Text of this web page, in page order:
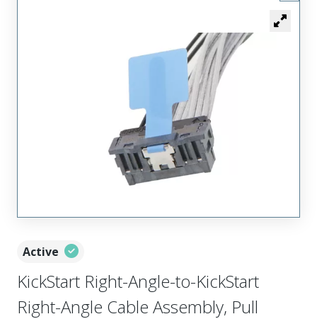
Active
KickStart Right-Angle-to-KickStart
Right-Angle Cable Assembly, Pull